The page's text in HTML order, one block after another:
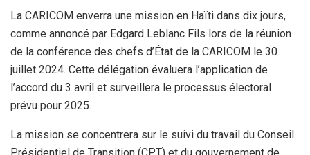
La CARICOM enverra une mission en Haïti dans dix jours,
comme annoncé par Edgard Leblanc Fils lors de la réunion
de la conférence des chefs d’État de la CARICOM le 30
juillet 2024. Cette délégation évaluera l’application de
l’accord du 3 avril et surveillera le processus électoral
prévu pour 2025.
La mission se concentrera sur le suivi du travail du Conseil